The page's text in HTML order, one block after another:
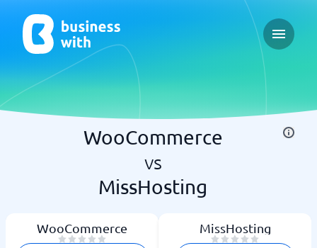
Open
WooCommerce
vs
MissHosting
WooCommerce MissHosting